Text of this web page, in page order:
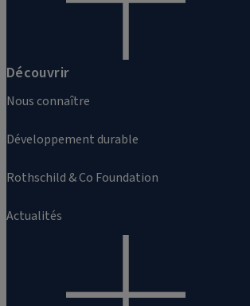
Découvrir
Nous connaître
Développement durable
Rothschild & Co Foundation
Actualités